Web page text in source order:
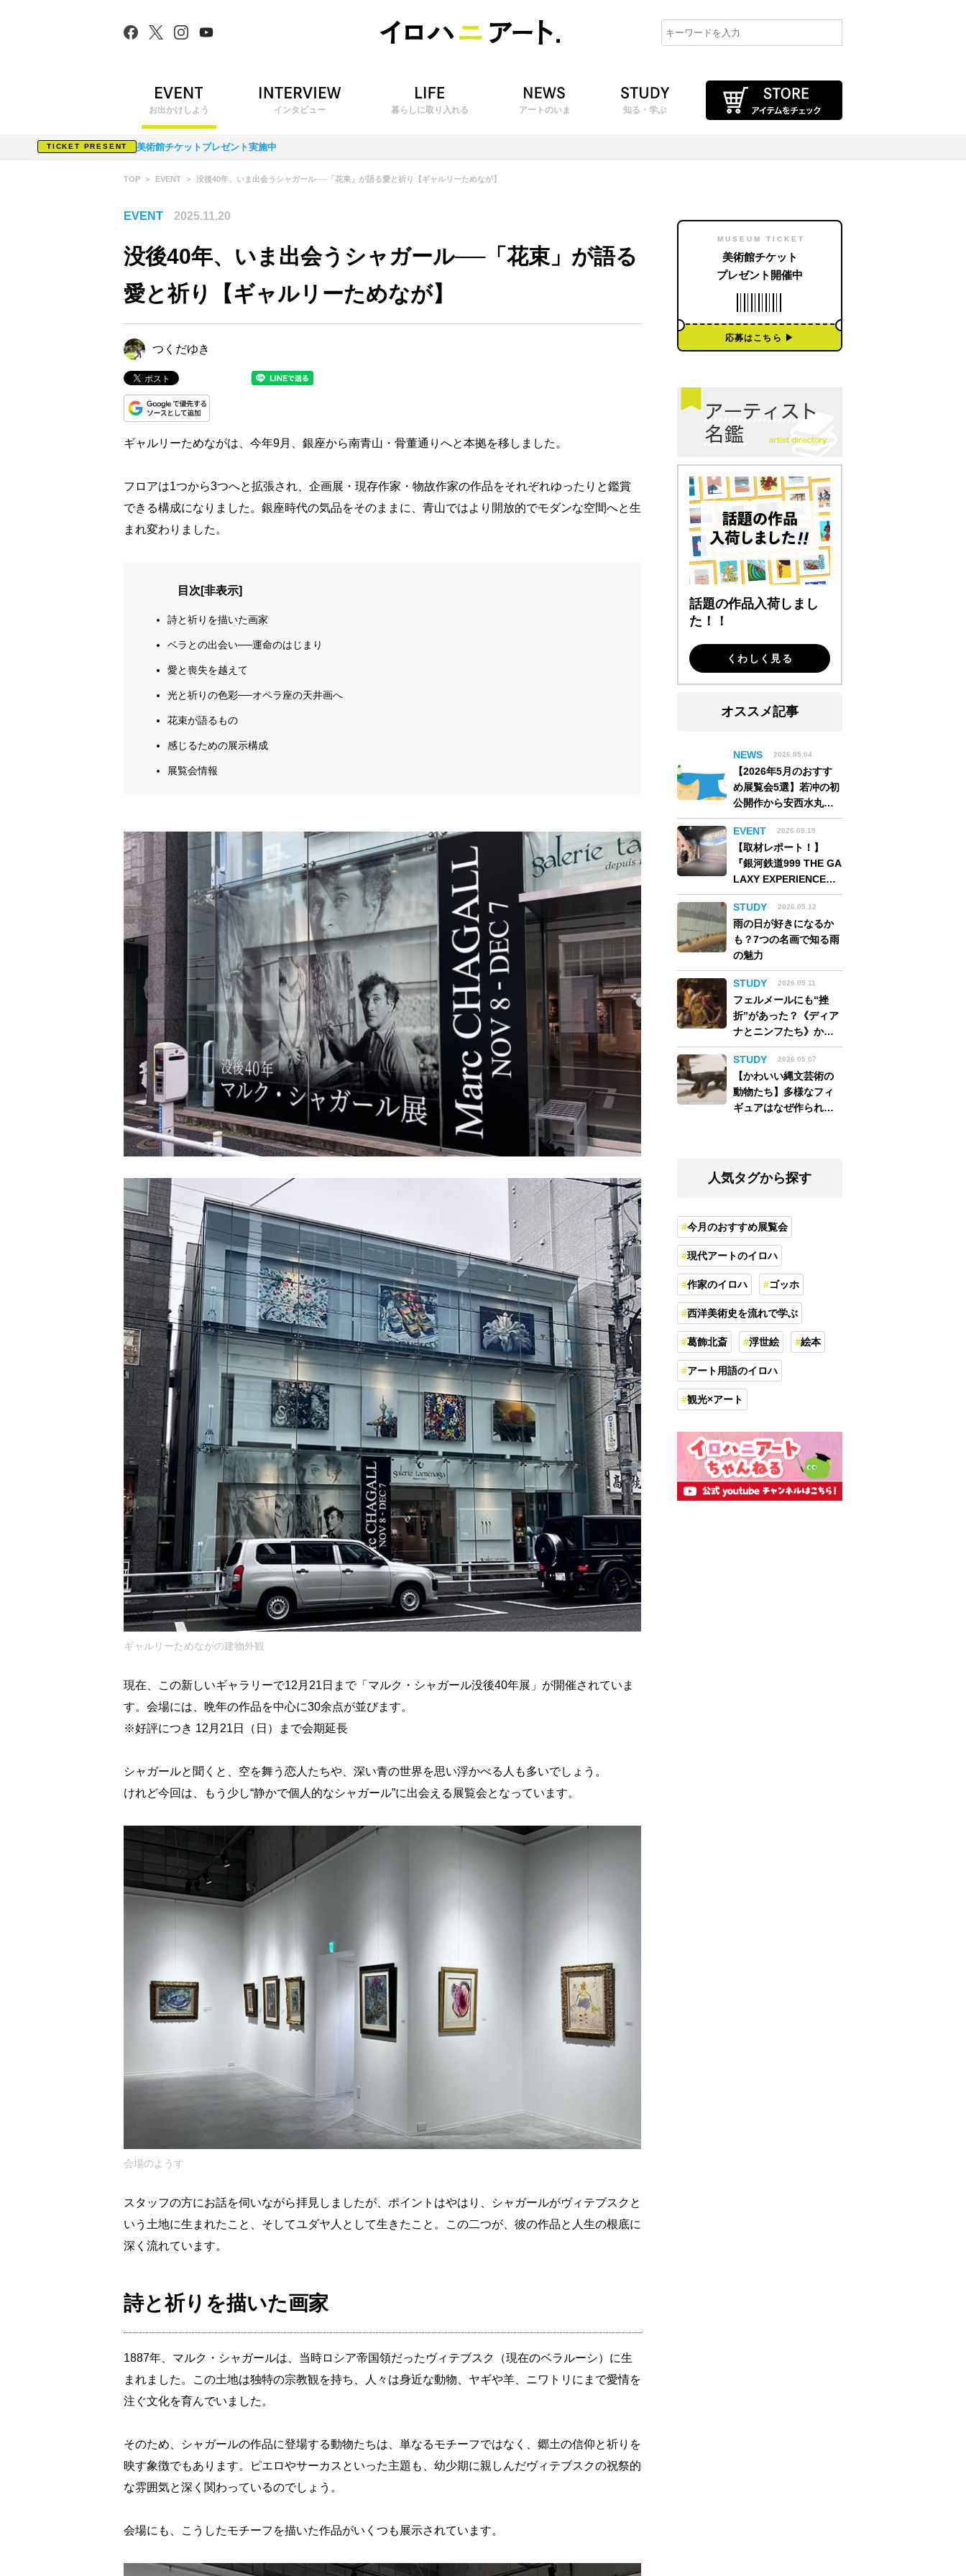
お出かけしよう インタビュー 暮らしに取り入れる アートのいま 知る・学ぶ
TICKET PRESENT 美術館チケットプレゼント実施中
TOP EVENT 没後40年、いま出会うシャガール──「花束」が語る愛と祈り【ギャルリーためなが】
EVENT 2025.11.20
没後40年、いま出会うシャガール──「花束」が語る
愛と祈り【ギャルリーためなが】
つくだゆき
ギャルリーためながは、今年9月、銀座から南青山・骨董通りへと本拠を移しました。
フロアは1つから3つへと拡張され、企画展・現存作家・物故作家の作品をそれぞれゆったりと鑑賞
できる構成になりました。銀座時代の気品をそのままに、青山ではより開放的でモダンな空間へと生
まれ変わりました。
目次 [非表示]
詩と祈りを描いた画家
ベラとの出会い──運命のはじまり
愛と喪失を越えて
光と祈りの色彩──オペラ座の天井画へ
花束が語るもの
感じるための展示構成
展覧会情報
ギャルリーためながの建物外観
現在、この新しいギャラリーで12月21日まで「マルク・シャガール没後40年展」が開催されていま
す。会場には、晩年の作品を中心に30余点が並びます。
※好評につき 12月21日（日）まで会期延長
シャガールと聞くと、空を舞う恋人たちや、深い青の世界を思い浮かべる人も多いでしょう。
けれど今回は、もう少し“静かで個人的なシャガール”に出会える展覧会となっています。
会場のようす
スタッフの方にお話を伺いながら拝見しましたが、ポイントはやはり、シャガールがヴィテブスクと
いう土地に生まれたこと、そしてユダヤ人として生きたこと。この二つが、彼の作品と人生の根底に
深く流れています。
詩と祈りを描いた画家
1887年、マルク・シャガールは、当時ロシア帝国領だったヴィテブスク（現在のベラルーシ）に生
まれました。この土地は独特の宗教観を持ち、人々は身近な動物、ヤギや羊、ニワトリにまで愛情を
注ぐ文化を育んでいました。
そのため、シャガールの作品に登場する動物たちは、単なるモチーフではなく、郷土の信仰と祈りを
映す象徴でもあります。ピエロやサーカスといった主題も、幼少期に親しんだヴィテブスクの祝祭的
な雰囲気と深く関わっているのでしょう。
会場にも、こうしたモチーフを描いた作品がいくつも展示されています。
MUSEUM TICKET
美術館チケット
プレゼント開催中
応募はこちら ▶︎
話題の作品入荷しまし
た！！
くわしく見る
オススメ記事
NEWS 2026.05.04
【2026年5月のおすす
め展覧会5選】若冲の初
公開作から安西水丸の
世界、そしてゴッホ
《夜のカフェテラス》
まで
EVENT 2026.05.19
【取材レポート！】
『銀河鉄道999 THE GA
LAXY EXPERIENCE
あの旅は、まだ続いて
いる。』999号に乗り銀
河へ旅立つ。“観る”か
ら“体験する”展覧会
【角川武蔵野ミュージ
アム】
STUDY 2026.05.12
雨の日が好きになるか
も？7つの名画で知る雨
の魅力
STUDY 2026.05.11
フェルメールにも“挫
折”があった？《ディア
ナとニンフたち》から
読み解く巨匠の夢
STUDY
2026.05.07
【かわいい縄文芸術の
動物たち】多様なフィ
ギュアはなぜ作られ
人気タグから探す
今月のおすすめ展覧会
現代アートのイロハ
作家のイロハ ゴッホ
西洋美術史を流れで学ぶ
葛飾北斎 浮世絵 絵本
アート用語のイロハ
観光×アート